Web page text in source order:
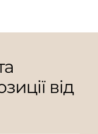
від